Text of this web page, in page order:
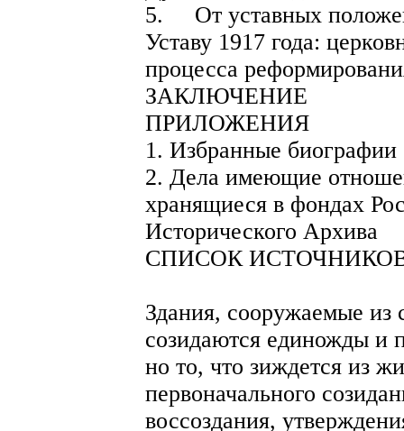
5. От уставных
Уставу 1917 года:
процесса
ЗАКЛЮЧЕНИЕ
ПРИЛОЖЕНИЯ
1. Избранные биографии
2. Дела имеющие
хранящиеся в фондах
Исторического Архива
СПИСОК
Здания, сооружаемые из
созидаются единожды и
но то, что зиждется из
первоначального
воссоздания,